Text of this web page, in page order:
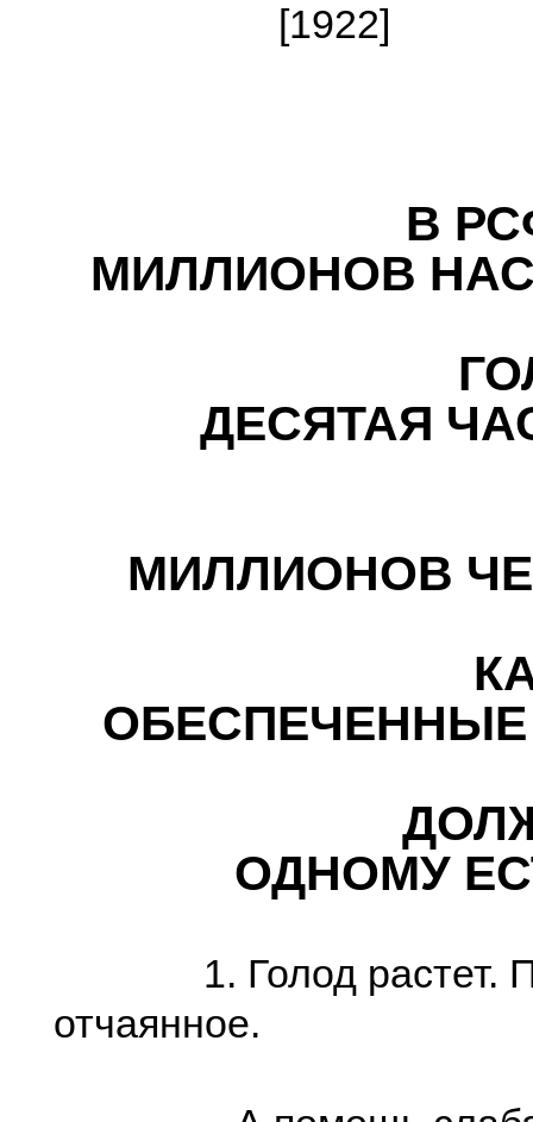
[1922]
В
МИЛЛИОНОВ
ДЕСЯТАЯ
МИЛЛИОНОВ
ОБЕСПЕЧЕННЫЕ
ДОЛЖНЫ
ОДНОМУ
1. Голод растет.
отчаянное.